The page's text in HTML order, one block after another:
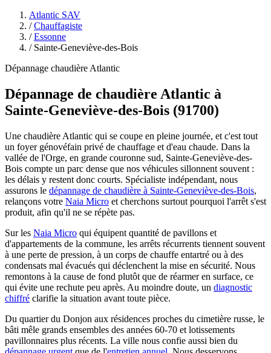
Atlantic SAV
/ Chauffagiste
/ Essonne
/ Sainte-Geneviève-des-Bois
Dépannage chaudière Atlantic
Dépannage de chaudière Atlantic à
Sainte-Geneviève-des-Bois (91700)
Une chaudière Atlantic qui se coupe en pleine journée, et c'est tout
un foyer génovéfain privé de chauffage et d'eau chaude. Dans la
vallée de l'Orge, en grande couronne sud, Sainte-Geneviève-des-
Bois compte un parc dense que nos véhicules sillonnent souvent :
les délais y restent donc courts. Spécialiste indépendant, nous
assurons le dépannage de chaudière à Sainte-Geneviève-des-Bois,
relançons votre Naia Micro et cherchons surtout pourquoi l'arrêt s'est
produit, afin qu'il ne se répète pas.
Sur les Naia Micro qui équipent quantité de pavillons et
d'appartements de la commune, les arrêts récurrents tiennent souvent
à une perte de pression, à un corps de chauffe entartré ou à des
condensats mal évacués qui déclenchent la mise en sécurité. Nous
remontons à la cause de fond plutôt que de réarmer en surface, ce
qui évite une rechute peu après. Au moindre doute, un diagnostic
chiffré clarifie la situation avant toute pièce.
Du quartier du Donjon aux résidences proches du cimetière russe, le
bâti mêle grands ensembles des années 60-70 et lotissements
pavillonnaires plus récents. La ville nous confie aussi bien du